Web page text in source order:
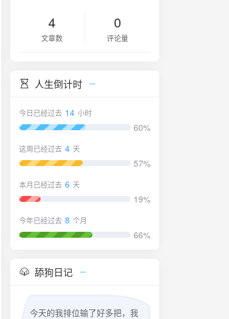
4
文章数
0
评论量
人生倒计时
今日已经过去 14 小时
60%
这周已经过去 4 天
57%
本月已经过去 6 天
19%
今年已经过去 8 个月
66%
舔狗日记
今天的我排位输了好多把，我